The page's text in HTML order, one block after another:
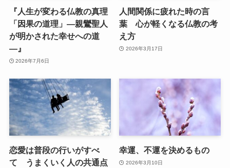
『人生が変わる仏教の真理
「因果の道理」—親鸞聖人
が明かされた幸せへの道
—』
2026年7月6日
人間関係に疲れた時の言
葉 心が軽くなる仏教の考
え方
2026年3月17日
恋愛は普段の行いがすべ
て うまくいく人の共通点
幸運、不運を決めるもの
2026年3月10日